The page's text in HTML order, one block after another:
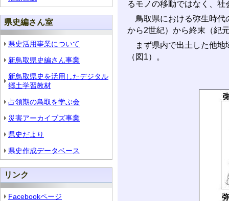
県史編さん室
県史活用事業について
新鳥取県史編さん事業
新鳥取県史を活用したデジタル
郷土学習教材
占領期の鳥取を学ぶ会
災害アーカイブズ事業
県史だより
県史作成データベース
リンク
Facebookページ
るモノの移動ではなく、
鳥取県における弥生時代
から2世紀）から終末（紀
まず県内で出土した他地
（図1）。